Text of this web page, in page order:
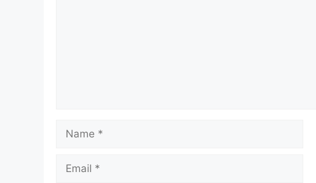
Name
Email